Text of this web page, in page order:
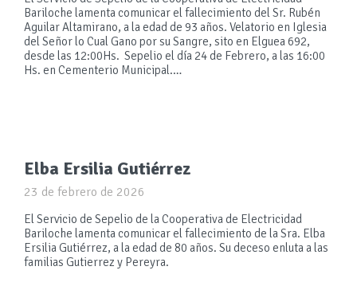
Bariloche lamenta comunicar el fallecimiento del Sr. Rubén
Aguilar Altamirano, a la edad de 93 años. Velatorio en Iglesia
del Señor lo Cual Gano por su Sangre, sito en Elguea 692,
desde las 12:00Hs. Sepelio el día 24 de Febrero, a las 16:00
Hs. en Cementerio Municipal.…
Elba Ersilia Gutiérrez
23 de febrero de 2026
El Servicio de Sepelio de la Cooperativa de Electricidad
Bariloche lamenta comunicar el fallecimiento de la Sra. Elba
Ersilia Gutiérrez, a la edad de 80 años. Su deceso enluta a las
familias Gutierrez y Pereyra.